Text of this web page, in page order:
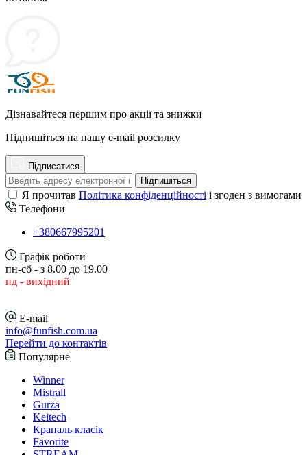
Дізнавайтеся першим про акції та знижки
Підпишіться на нашу e-mail розсилку
Підписатися
Підпишіться
Я прочитав Політика конфіденційності і згоден з вимогами
Телефони
+380667995201
Графік роботи
пн-сб - з 8.00 до 19.00
нд - вихідний
E-mail
info@funfish.com.ua
Перейти до контактів
Популярне
Winner
Mistrall
Gurza
Keitech
Крапаль класік
Favorite